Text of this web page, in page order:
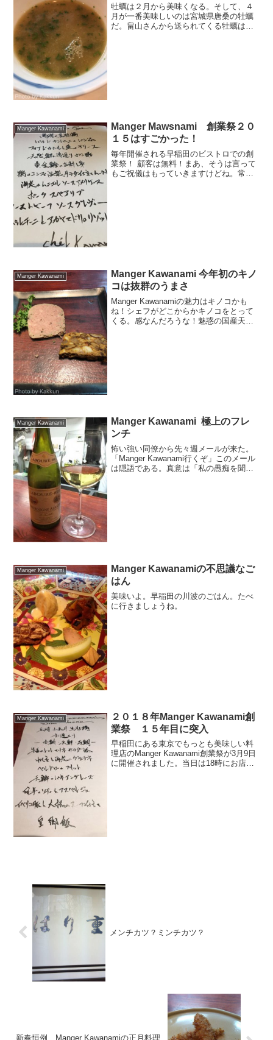
牡蠣は２月から美味くなる。そして、４
月が一番美味しいのは宮城県唐桑の牡蠣
だ。畠山さんから送られてくる牡蠣は至
Manger Kawanami
Manger Mawsnami 創業祭２０
１５はすごかった！
毎年開催される早稲田のビストロでの創
業祭！ 顧客は無料！まあ、そうは言って
もご祝儀はもっていきますけどね。常識
Manger Kawanami
Manger Kawanami 今年初のキノ
コは抜群のうまさ
Manger Kawanamiの魅力はキノコかも
ね！シェフがどこからかキノコをとって
くる。感なんだろうな！魅惑の国産天然
Manger Kawanami
Manger Kawanami 極上のフレ
ンチ
怖い強い同僚から先々週メールが来た。
「Manger Kawanami行くぞ」このメール
は隠語である。真意は「私の愚痴を聞き
Manger Kawanami
Manger Kawanamiの不思議なご
はん
美味いよ。早稲田の川波のごはん。たべ
に行きましょうね。
Manger Kawanami
２０１８年Manger Kawanami創
業祭 １５年目に突入
早稲田にある東京でもっとも美味しい料
理店のManger Kawanami創業祭が3月9日
に開催されました。当日は18時にお店に
メンチカツ？ミンチカツ？
新春恒例 Manger Kawanamiの正月料理